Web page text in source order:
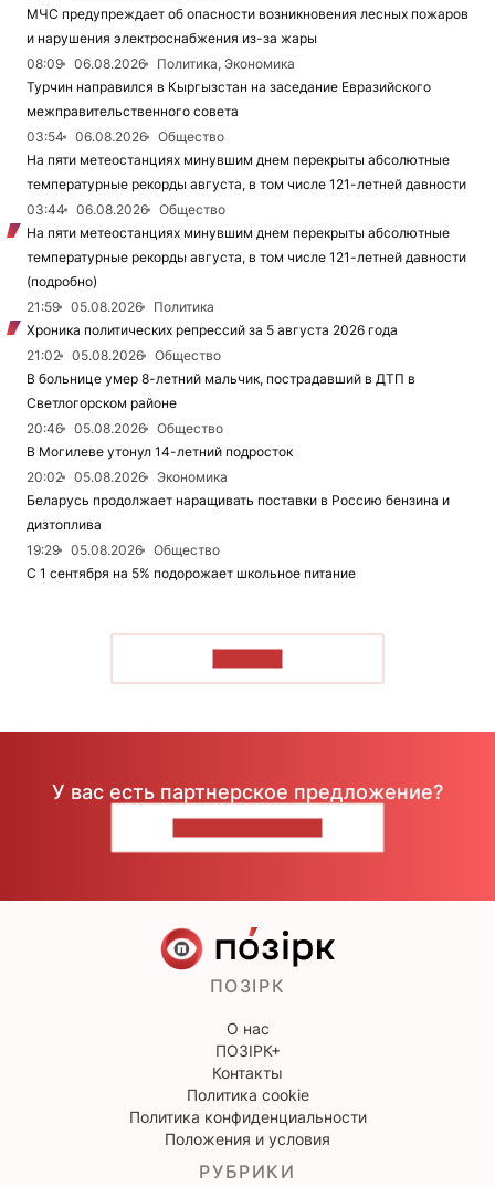
МЧС предупреждает об опасности возникновения лесных пожаров
и нарушения электроснабжения из-за жары
08:09
06.08.2026
Политика, Экономика
Турчин направился в Кыргызстан на заседание Евразийского
межправительственного совета
03:54
06.08.2026
Общество
На пяти метеостанциях минувшим днем перекрыты абсолютные
температурные рекорды августа, в том числе 121-летней давности
03:44
06.08.2026
Общество
На пяти метеостанциях минувшим днем перекрыты абсолютные
температурные рекорды августа, в том числе 121-летней давности
(подробно)
21:59
05.08.2026
Политика
Хроника политических репрессий за 5 августа 2026 года
21:02
05.08.2026
Общество
В больнице умер 8-летний мальчик, пострадавший в ДТП в
Светлогорском районе
20:46
05.08.2026
Общество
В Могилеве утонул 14-летний подросток
20:02
05.08.2026
Экономика
Беларусь продолжает наращивать поставки в Россию бензина и
дизтоплива
19:29
05.08.2026
Общество
С 1 сентября на 5% подорожает школьное питание
У вас есть партнерское предложение?
ПОЗІРК
О нас
ПОЗІРК+
Контакты
Политика cookie
Политика конфиденциальности
Положения и условия
РУБРИКИ